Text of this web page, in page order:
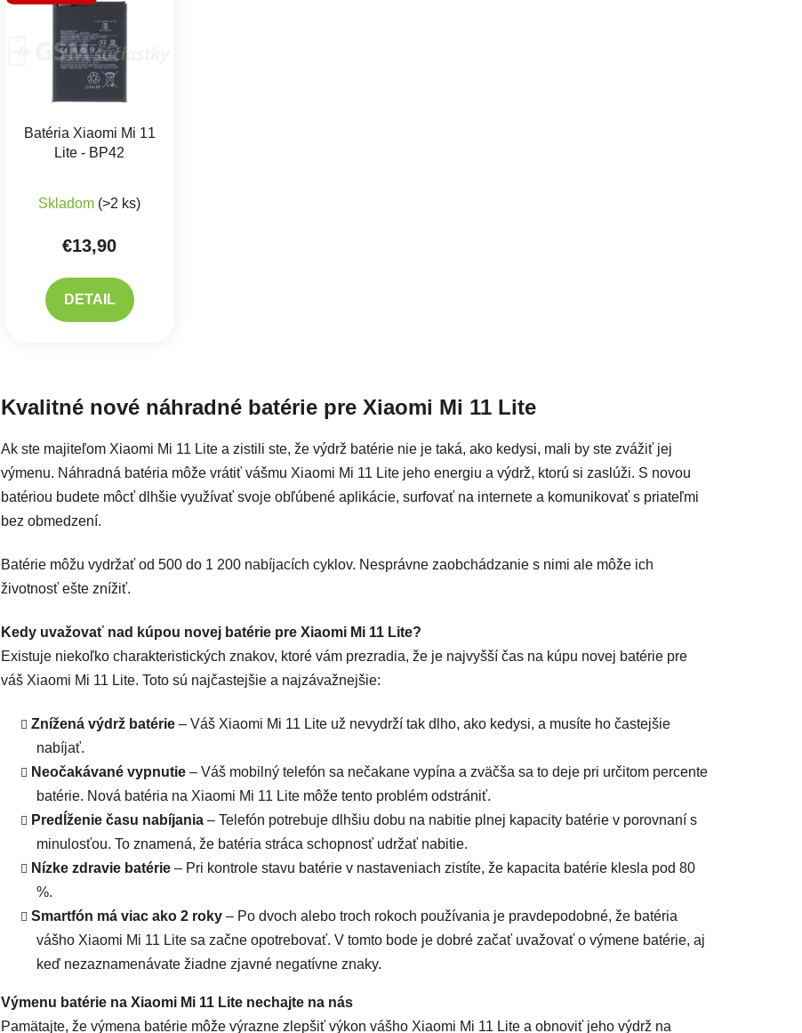
Batéria Xiaomi Mi 11
Lite - BP42
Skladom (>2 ks)
€13,90
DETAIL
Kvalitné nové náhradné batérie pre Xiaomi Mi 11 Lite
Ak ste majiteľom Xiaomi Mi 11 Lite a zistili ste, že výdrž batérie nie je taká, ako kedysi, mali by ste zvážiť jej
výmenu. Náhradná batéria môže vrátiť vášmu Xiaomi Mi 11 Lite jeho energiu a výdrž, ktorú si zaslúži. S novou
batériou budete môcť dlhšie využívať svoje obľúbené aplikácie, surfovať na internete a komunikovať s priateľmi
bez obmedzení.
Batérie môžu vydržať od 500 do 1 200 nabíjacích cyklov. Nesprávne zaobchádzanie s nimi ale môže ich
životnosť ešte znížiť.
Kedy uvažovať nad kúpou novej batérie pre Xiaomi Mi 11 Lite?
Existuje niekoľko charakteristických znakov, ktoré vám prezradia, že je najvyšší čas na kúpu novej batérie pre
váš Xiaomi Mi 11 Lite. Toto sú najčastejšie a najzávažnejšie:
Znížená výdrž batérie – Váš Xiaomi Mi 11 Lite už nevydrží tak dlho, ako kedysi, a musíte ho častejšie
nabíjať.
Neočakávané vypnutie – Váš mobilný telefón sa nečakane vypína a zväčša sa to deje pri určitom percente
batérie. Nová batéria na Xiaomi Mi 11 Lite môže tento problém odstrániť.
Predĺženie času nabíjania – Telefón potrebuje dlhšiu dobu na nabitie plnej kapacity batérie v porovnaní s
minulosťou. To znamená, že batéria stráca schopnosť udržať nabitie.
Nízke zdravie batérie – Pri kontrole stavu batérie v nastaveniach zistíte, že kapacita batérie klesla pod 80
%.
Smartfón má viac ako 2 roky – Po dvoch alebo troch rokoch používania je pravdepodobné, že batéria
vášho Xiaomi Mi 11 Lite sa začne opotrebovať. V tomto bode je dobré začať uvažovať o výmene batérie, aj
keď nezaznamenávate žiadne zjavné negatívne znaky.
Výmenu batérie na Xiaomi Mi 11 Lite nechajte na nás
Pamätajte, že výmena batérie môže výrazne zlepšiť výkon vášho Xiaomi Mi 11 Lite a obnoviť jeho výdrž na